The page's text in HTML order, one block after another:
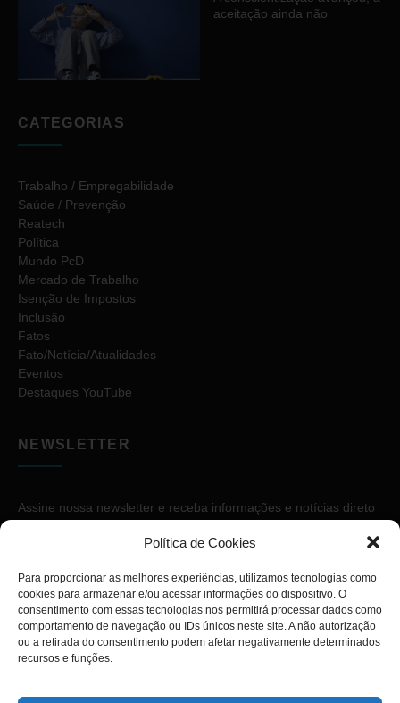
Política de Cookies
Para proporcionar as melhores experiências, utilizamos tecnologias como
cookies para armazenar e/ou acessar informações do dispositivo. O
consentimento com essas tecnologias nos permitirá processar dados como
comportamento de navegação ou IDs únicos neste site. A não autorização
ou a retirada do consentimento podem afetar negativamente determinados
recursos e funções.
aceitação ainda não
CATEGORIAS
Trabalho / Empregabilidade
Saúde / Prevenção
Reatech
Política
Mundo PcD
Mercado de Trabalho
Isenção de Impostos
Inclusão
Fatos
Fato/Notícia/Atualidades
Eventos
Destaques YouTube
NEWSLETTER
Assine nossa newsletter e receba informações e notícias direto